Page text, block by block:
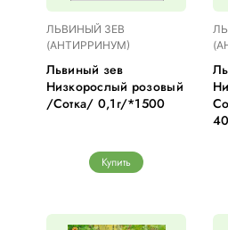
ЛЬВИНЫЙ ЗЕВ
(АНТИРРИНУМ)
Львиный зев
Низкорослый розовый
/Сотка/ 0,1г/*1500
Купить